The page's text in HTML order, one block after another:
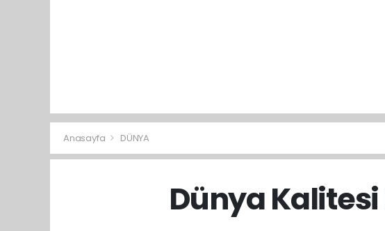
Anasayfa DÜNYA
Dünya